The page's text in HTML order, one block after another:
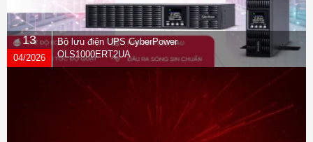
13
04/2026
Bộ lưu điện UPS CyberPower
OLS1000ERT2UA